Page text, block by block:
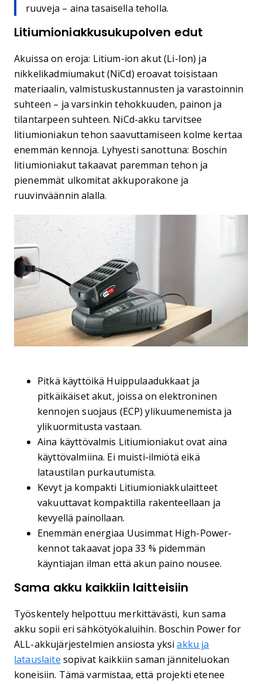
ruuveja – aina tasaisella teholla.
Litiumioniakkusukupolven edut
Akuissa on eroja: Litium-ion akut (Li-Ion) ja
nikkelikadmiumakut (NiCd) eroavat toisistaan
materiaalin, valmistuskustannusten ja varastoinnin
suhteen – ja varsinkin tehokkuuden, painon ja
tilantarpeen suhteen. NiCd-akku tarvitsee
litiumioniakun tehon saavuttamiseen kolme kertaa
enemmän kennoja. Lyhyesti sanottuna: Boschin
litiumioniakut takaavat paremman tehon ja
pienemmät ulkomitat akkuporakone ja
ruuvinväännin alalla.
Pitkä käyttöikä Huippulaadukkaat ja
pitkäikäiset akut, joissa on elektroninen
kennojen suojaus (ECP) ylikuumenemista ja
ylikuormitusta vastaan.
Aina käyttövalmis Litiumioniakut ovat aina
käyttövalmiina. Ei muisti-ilmiötä eikä
lataustilan purkautumista.
Kevyt ja kompakti Litiumioniakkulaitteet
vakuuttavat kompaktilla rakenteellaan ja
kevyellä painollaan.
Enemmän energiaa Uusimmat High-Power-
kennot takaavat jopa 33 % pidemmän
käyntiajan ilman että akun paino nousee.
Sama akku kaikkiin laitteisiin
Työskentely helpottuu merkittävästi, kun sama
akku sopii eri sähkötyökaluihin. Boschin Power for
ALL-akkujärjestelmien ansiosta yksiakku ja
latauslaite sopivat kaikkiin saman jänniteluokan
koneisiin. Tämä varmistaa, että projekti etenee